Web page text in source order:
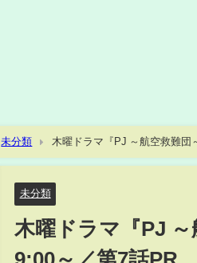
未分類 木曜ドラマ『PJ ～航空救難団
未分類
木曜ドラマ『PJ ～